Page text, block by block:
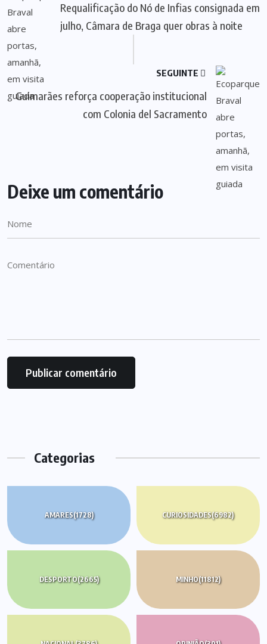
Requalificação do Nó de Infias consignada em
julho, Câmara de Braga quer obras à noite
SEGUINTE
Guimarães reforça cooperação institucional
com Colonia del Sacramento
Deixe um comentário
Categorias
AMARES(1728) CURIOSIDADES(6982)
DESPORTO(2665) MINHO(11812)